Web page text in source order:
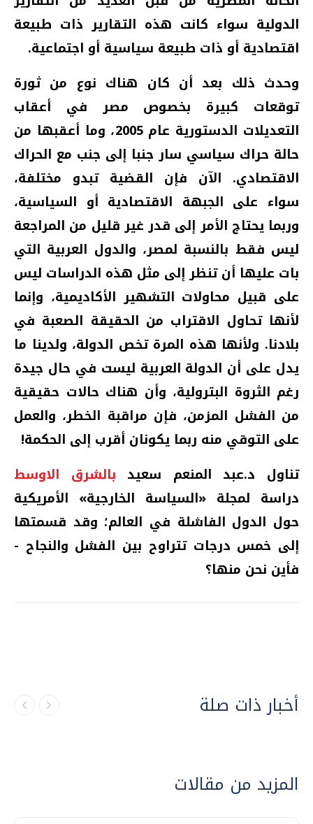
الدولية سواء كانت هذه التقارير ذات طبيعة
اقتصادية أو ذات طبيعة سياسية أو اجتماعية.
وحدث ذلك بعد أن كان هناك نوع من ثورة
توقعات كبيرة بخصوص مصر في أعقاب
التعديلات الدستورية عام 2005، وما أعقبها من
حالة حراك سياسي سار جنبا إلى جنب مع الحراك
الاقتصادي. الآن فإن القضية تبدو مختلفة،
سواء على الجبهة الاقتصادية أو السياسية،
وربما يحتاج الأمر إلى قدر غير قليل من المراجعة
ليس فقط بالنسبة لمصر، والدول العربية التي
بات عليها أن تنظر إلى مثل هذه الدراسات ليس
على قبيل محاولات التشهير الأكاديمية، وإنما
لأنها تحاول الاقتراب من الحقيقة الصعبة في
بلادنا. ولأنها هذه المرة تخص الدولة، ولدينا ما
يدل على أن الدولة العربية ليست في حال جيدة
رغم الثروة البترولية، وأن هناك حالات حقيقية
من الفشل المزمن، فإن مراقبة الخطر، والعمل
على التوقي منه ربما يكونان أقرب إلى الحكمة!
تناول د.عبد المنعم سعيد بالشرق الاوسط
دراسة لمجلة «السياسة الخارجية» الأمريكية
حول الدول الفاشلة في العالم؛ وقد قسمتها
إلى خمس درجات تتراوح بين الفشل والنجاح -
فأين نحن منها؟
أخبار ذات صلة
المزيد من مقالات